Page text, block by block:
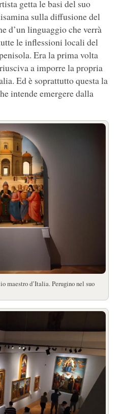
getta le basi del suo
sulla diffusione del
d’un linguaggio che verrà
le inflessioni locali del
Era la prima volta
a imporre la propria
Ed è soprattutto questa la
intende emergere dalla
d’Italia. Perugino nel suo